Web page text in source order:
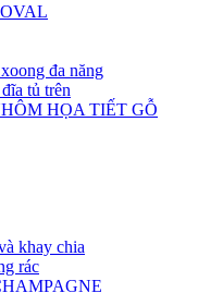
đa năng
tủ trên
HỌA TIẾT GỖ
khay chia
rác